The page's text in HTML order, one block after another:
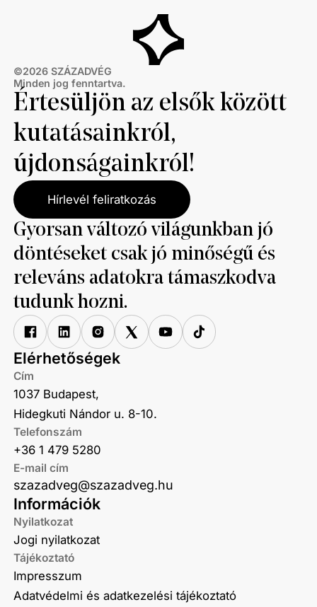
©2026 SZÁZADVÉG
Minden jog fenntartva.
Értesüljön az elsők között
kutatásainkról,
újdonságainkról!
Hírlevél feliratkozás
Gyorsan változó világunkban jó
döntéseket csak jó minőségű és
releváns adatokra támaszkodva
tudunk hozni.
Információk
Nyilatkozat
Jogi nyilatkozat
Tájékoztató
Impresszum
Adatvédelmi és adatkezelési tájékoztató
Elérhetőségek
Cím
1037 Budapest,
Hidegkuti Nándor u. 8-10.
Telefonszám
+36 1 479 5280
E-mail cím
szazadveg@szazadveg.hu